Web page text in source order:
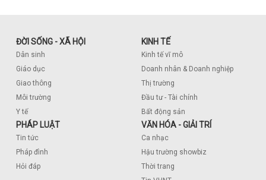
ĐỜI SỐNG - XÃ HỘI
Dân sinh
Giáo dục
Giao thông
Môi trường
Y tế
KINH TẾ
Kinh tế vĩ mô
Doanh nhân & Doanh nghiệp
Thị trường
Đầu tư - Tài chính
Bất động sản
PHÁP LUẬT
Tin tức
Pháp đình
Hỏi đáp
VĂN HÓA - GIẢI TRÍ
Ca nhạc
Hậu trường showbiz
Thời trang